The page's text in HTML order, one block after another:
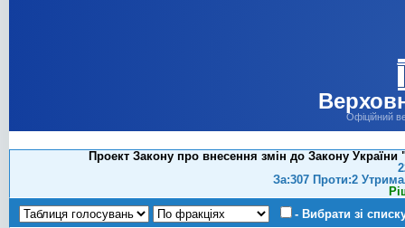
Офіційний
Проект Закону про внесення змін до Закону
За:307 Проти:2
- Вибрати зі